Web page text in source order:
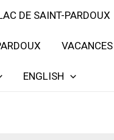
DE SAINT-PARDOUX
ENGLISH